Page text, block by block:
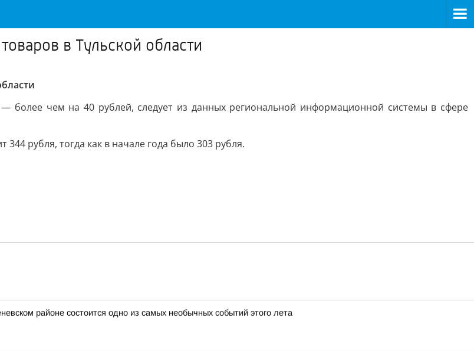
в Тульской области
более чем на 40 рублей, следует из данных региональной информационной системы в сфере
рубля, тогда как в начале года было 303 рубля.
районе состоится одно из самых необычных событий этого лета